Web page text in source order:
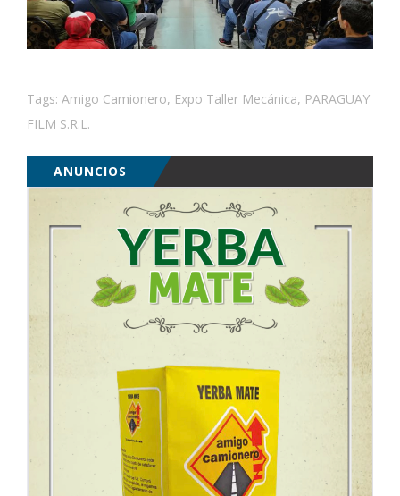
Tags: Amigo Camionero, Expo Taller Mecánica, PARAGUAY
FILM S.R.L.
ANUNCIOS